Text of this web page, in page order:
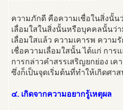
ความภักดี คือความเชื่อในสิ่งนั้น
เลื่อมใสในสิ่งนั้นหรือบุคคลนั้นว่
เลื่อมใสแล้ว ความเคารพ ควา
เชื่อความเลื่อมใสนั้น ได้แก่ การ
การกล่าวคำสรรเสริญยกย่อง เ
ซึ่งก็เป็นจุดเริ่มต้นที่ทำให้เกิดศา
๔. เกิดจากความอยากรู้เหตุผล